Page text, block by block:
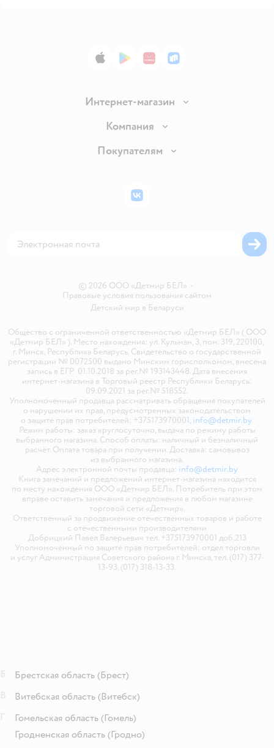
App StoreGoogle Play
AppGallery
RuStore
Интернет-магазин
Доставка и оплата
Правила продажи
Политика использования файлов cookie
Компания
Вакансии
Покупателям
Бонусные карты
© 2026 ООО «Детмир БЕЛ» •
Правовые условия пользования сайтом
Детский мир в Беларуси
Общество с ограниченной ответственностью «Детмир БЕЛ» ( ООО
«Детмир БЕЛ» ). Место нахождения: ул. Кульман, 3, пом. 319, 220100,
г. Минск, Республика Беларусь. Свидетельство о государственной
регистрации № 0072500 выдано Минским горисполкомом, внесена
запись в ЕГР 01.10.2018 за рег.№ 193143448. Дата внесения
интернет-магазина в Торговый реестр Республики Беларусь:
09.09.2021 за рег.№ 518552.
Уполномоченный продавца рассматривать обращения покупателей
о нарушении их прав, предусмотренных законодательством
о защите прав потребителей: +375173970001, info@detmir.by.
Режим работы: заказ круглосуточно, выдача по режиму работы
выбранного магазина. Способ оплаты: наличный и безналичный
расчёт. Оплата товара при получении. Доставка: самовывоз
из выбранного магазина.
Адрес электронной почты продавца: info@detmir.by
Книга замечаний и предложений интернет-магазина находится
по месту нахождения ООО «Детмир БЕЛ». Потребитель при этом
вправе оставить замечания и предложения в любом магазине
торговой сети «Детмир».
Ответственный за продвижение отечественных товаров и работе
с отечественными производителями
Добрицкий Павел Валерьевич тел. +375173970001 доб.213
Уполномоченный по защите прав потребителей: отдел торговли
и услуг Администрация Советского района г. Минска, тел. (017) 377-
13-93, (017) 318-13-33.
ВКонтакте
Брестская область (Брест)
Витебская область (Витебск)
Гомельская область (Гомель)
Гродненская область (Гродно)